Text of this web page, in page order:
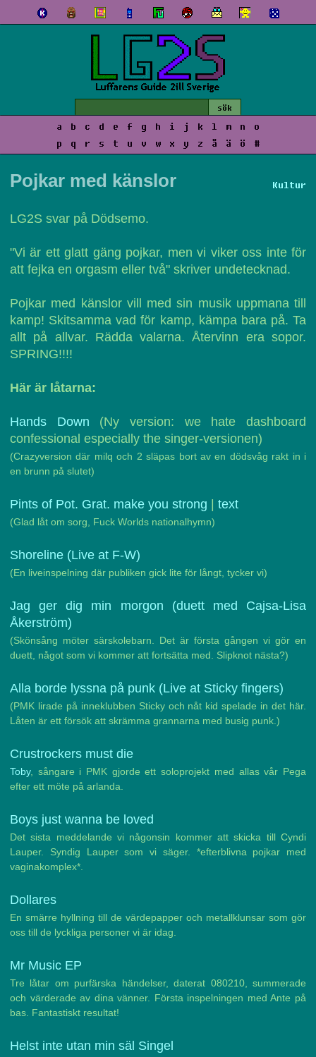
a b c d e f g h i j k l m n
o
p
q r s t u v w x y z å ä ö #
Kultur
Pojkar med känslor
LG2S svar på Dödsemo.
"Vi är ett glatt gäng pojkar, men vi viker oss inte för
att fejka en orgasm eller två" skriver undetecknad.
Pojkar med känslor vill med sin musik uppmana till
kamp! Skitsamma vad för kamp, kämpa bara på. Ta
allt på allvar. Rädda valarna. Återvinn era sopor.
SPRING!!!!
Här är låtarna:
Hands Down (Ny version: we hate dashboard
confessional especially the singer-versionen)
(Crazyversion där milq och 2 släpas bort av en dödsvåg rakt in i
en brunn på slutet)
Pints of Pot. Grat. make you strong text
(Glad låt om sorg, Fuck Worlds nationalhymn)
Shoreline (Live at F-W)
(En liveinspelning där publiken gick lite för långt, tycker vi)
Jag ger dig min morgon (duett med Cajsa-Lisa
Åkerström)
(Skönsång möter särskolebarn. Det är första gången vi gör en
duett, något som vi kommer att fortsätta med. Slipknot nästa?)
Alla borde lyssna på punk (Live at Sticky fingers)
(PMK lirade på inneklubben Sticky och nåt kid spelade in det här.
Låten är ett försök att skrämma grannarna med busig punk.)
Crustrockers must die
Toby, sångare i PMK gjorde ett soloprojekt med allas vår Pega
efter ett möte på arlanda.
Boys just wanna be loved
Det sista meddelande vi någonsin kommer att skicka till Cyndi
Lauper. Syndig Lauper som vi säger. *efterblivna pojkar med
vaginakomplex*.
Dollares
En smärre hyllning till de värdepapper och metallklunsar som gör
oss till de lyckliga personer vi är idag.
Mr Music EP
Tre låtar om purfärska händelser, daterat 080210, summerade
och värderade av dina vänner. Första inspelningen med Ante på
bas. Fantastiskt resultat!
Helst inte utan min säl Singel